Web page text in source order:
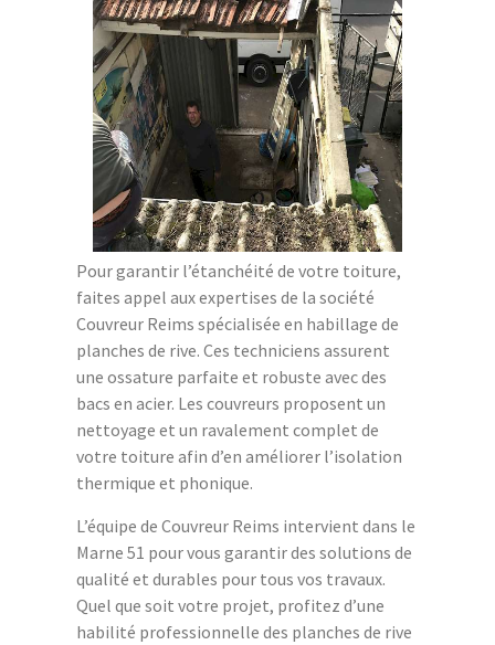
Pour garantir l’étanchéité de votre toiture,
faites appel aux expertises de la société
Couvreur Reims spécialisée en habillage de
planches de rive. Ces techniciens assurent
une ossature parfaite et robuste avec des
bacs en acier. Les couvreurs proposent un
nettoyage et un ravalement complet de
votre toiture afin d’en améliorer l’isolation
thermique et phonique.
L’équipe de Couvreur Reims intervient dans le
Marne 51 pour vous garantir des solutions de
qualité et durables pour tous vos travaux.
Quel que soit votre projet, profitez d’une
habilité professionnelle des planches de rive